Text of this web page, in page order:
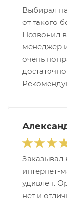
Выбирал
от такого
Позвонил
менеджер
очень
Заказывал
интернет-
удивлен.
нет и